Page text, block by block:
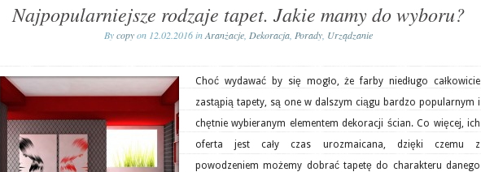
Najpopularniejsze rodzaje tapet. Jakie mamy do wyboru?
Bycopyon 12.02.2016 inAranżacje, Dekoracja, Porady, Urządzanie
Choć wydawać by się mogło, że farby niedługo całkowicie
zastąpią tapety, są one w dalszym ciągu bardzo popularnym i
chętnie wybieranym elementem dekoracji ścian. Co więcej, ich
oferta jest cały czas urozmaicana, dzięki czemu z
powodzeniem możemy dobrać tapetę do charakteru danego